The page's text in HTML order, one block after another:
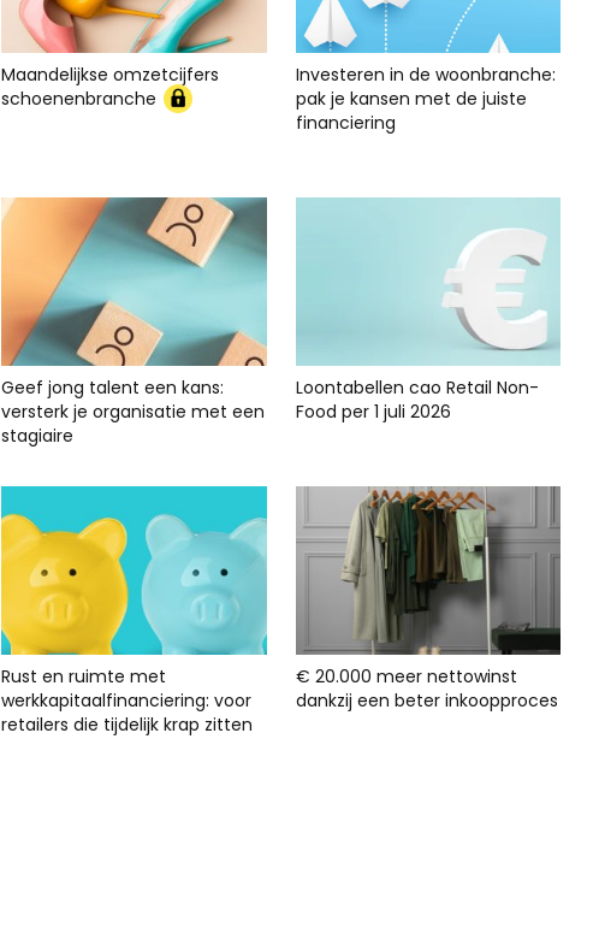
Maandelijkse omzetcijfers
schoenenbranche
Investeren in de woonbranche:
pak je kansen met de juiste
financiering
Geef jong talent een kans:
versterk je organisatie met een
stagiaire
Loontabellen cao Retail Non-
Food per 1 juli 2026
Rust en ruimte met
werkkapitaalfinanciering: voor
retailers die tijdelijk krap zitten
€ 20.000 meer nettowinst
dankzij een beter inkoopproces